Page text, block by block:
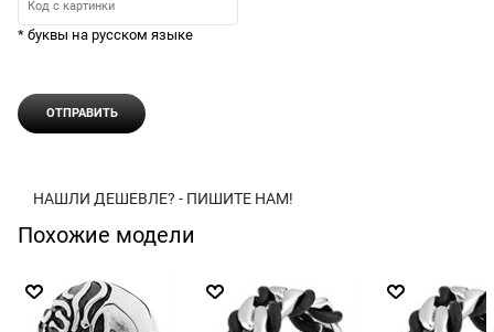
* буквы на русском языке
НАШЛИ ДЕШЕВЛЕ? - ПИШИТЕ НАМ!
Похожие модели